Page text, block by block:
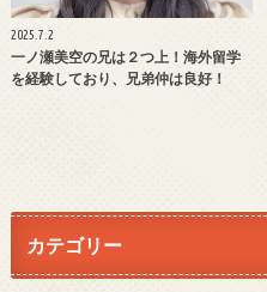
2025.7.2
一ノ瀬美空の兄は２つ上！海外留学
を経験しており、兄弟仲は良好！
カテゴリー